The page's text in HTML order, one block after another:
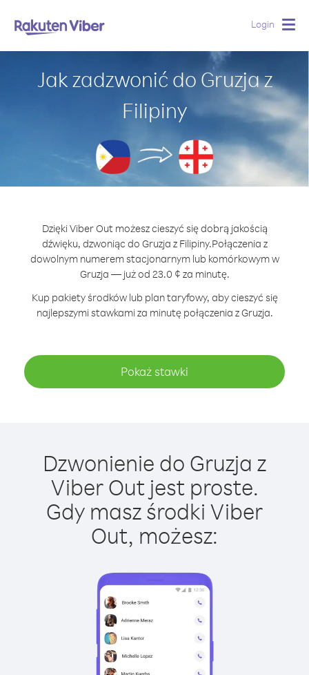
Login
Jak zadzwonić do Gruzja z
Filipiny
Dzięki Viber Out możesz cieszyć się dobrą jakością
dźwięku, dzwoniąc do Gruzja z Filipiny.Połączenia z
dowolnym numerem stacjonarnym lub komórkowym w
Gruzja — już od 23.0 ¢ za minutę.
Kup pakiety środków lub plan taryfowy, aby cieszyć się
najlepszymi stawkami za minutę połączenia z Gruzja.
Pokaż stawki
Dzwonienie do Gruzja z
Viber Out jest proste.
Gdy masz środki Viber
Out, możesz: